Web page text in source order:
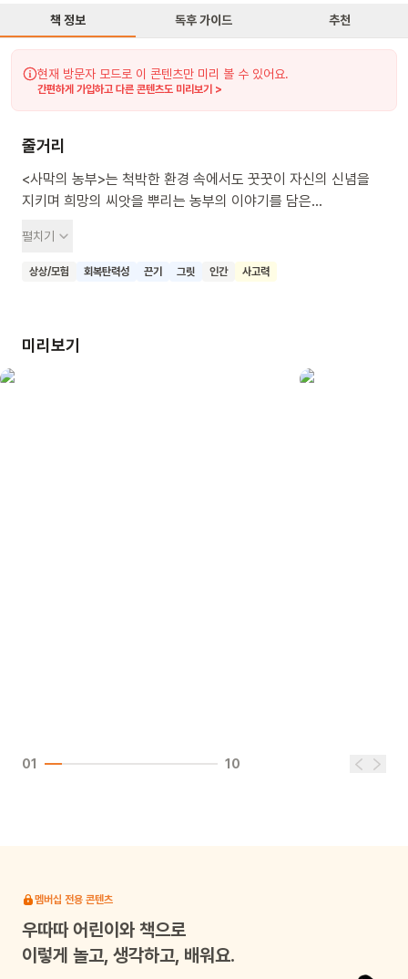
책 정보 독후 가이드 추천
현재 방문자 모드로 이 콘텐츠만 미리 볼 수 있어요.
간편하게 가입하고 다른 콘텐츠도 미리보기 >
줄거리
<사막의 농부>는 척박한 환경 속에서도 꿋꿋이 자신의 신념을
지키며 희망의 씨앗을 뿌리는 농부의 이야기를 담은
손가락질하지만, 농부는 포기하지 않고 계속해서 씨앗을 뿌려요.
어느 날 거대한 모래폭풍이 불어와 농부의 노력을 모두 휩쓸어
태도의 중요성을 강조해요. 이 책을 읽은 어린이들이 자신의 꿈과
목표를 향해 끈기 있게 나아가는 용기를 얻기를 기대해요.
펼치기
상상/모험 회복탄력성 끈기 그릿 인간 사고력
미리보기
01 10
멤버십 전용 콘텐츠
우따따어린이와 책으로
이렇게 놀고, 생각하고, 배워요.